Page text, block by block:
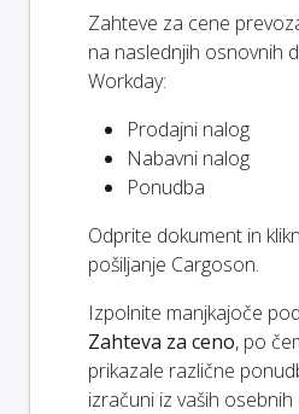
Zahteve za cene
na naslednjih osnovnih
Workday:
Prodajni nalog
Nabavni nalog
Ponudba
Odprite dokument in
pošiljanje Cargoson.
Izpolnite manjkajoče
Zahteva za ceno, po
prikazale različne
izračuni iz vaših osebnih